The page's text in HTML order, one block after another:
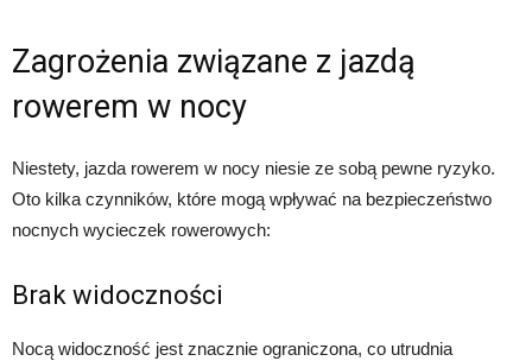
Zagrożenia związane z jazdą
rowerem w nocy
Niestety, jazda rowerem w nocy niesie ze sobą pewne ryzyko.
Oto kilka czynników, które mogą wpływać na bezpieczeństwo
nocnych wycieczek rowerowych:
Brak widoczności
Nocą widoczność jest znacznie ograniczona, co utrudnia